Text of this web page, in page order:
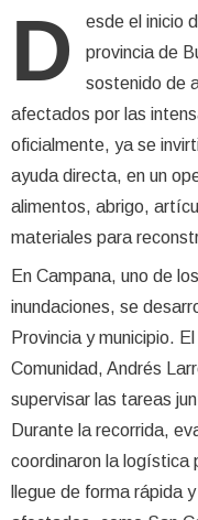
D
esde el inicio
provincia de
sostenido de
afectados por las
oficialmente, ya se
ayuda directa, en un
alimentos, abrigo,
materiales para
En Campana, uno de
inundaciones, se
Provincia y municipio.
Comunidad, Andrés
supervisar las tareas
Durante la recorrida,
coordinaron la logística
llegue de forma rápida